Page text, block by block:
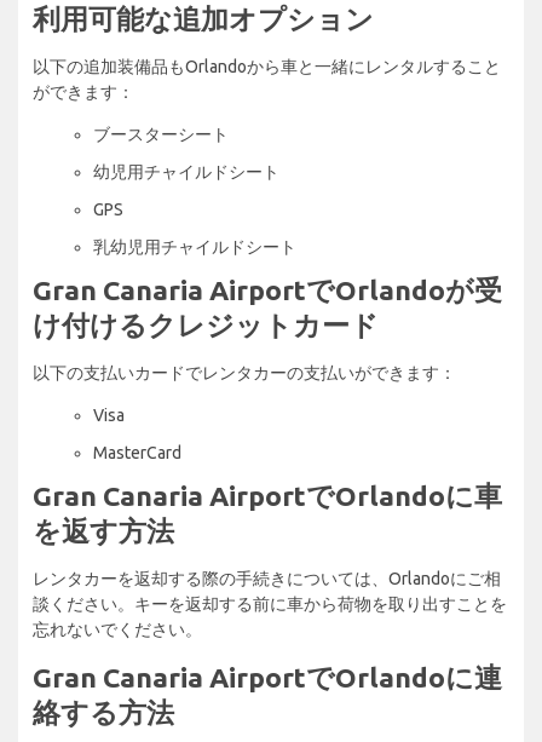
利用可能な追加オプション
以下の追加装備品もOrlandoから車と一緒にレンタルすること
ができます：
ブースターシート
幼児用チャイルドシート
GPS
乳幼児用チャイルドシート
Gran Canaria AirportでOrlandoが受
け付けるクレジットカード
以下の支払いカードでレンタカーの支払いができます：
Visa
MasterCard
Gran Canaria AirportでOrlandoに車
を返す方法
レンタカーを返却する際の手続きについては、Orlandoにご相
談ください。キーを返却する前に車から荷物を取り出すことを
忘れないでください。
Gran Canaria AirportでOrlandoに連
絡する方法